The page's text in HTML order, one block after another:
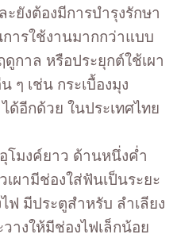
ยังต้องมีการบำรุงรักษา
ารใช้งานมากกว่าแบบ
กาล หรือประยุกต์ใช้เผา
ๆ เช่น กระเบื้องมุง
อีกด้วย ในประเทศไทย
โมงค์ยาว ด้านหนึ่งค่ำ
เผามีช่องใส่ฟันเป็นระยะ
ฟ มีประตูสำหรับ ลำเลียง
วางให้มีช่องไฟเล็กน้อย